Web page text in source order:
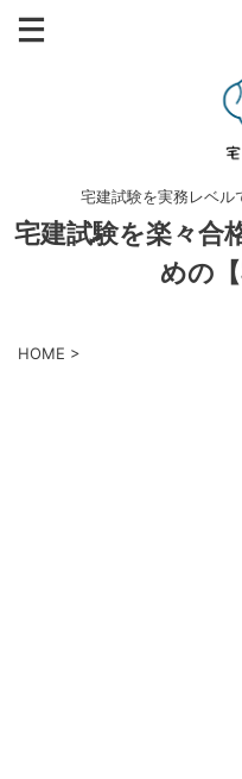
宅建試験を実務レベル
宅建試験を楽々合
めの【
HOME >